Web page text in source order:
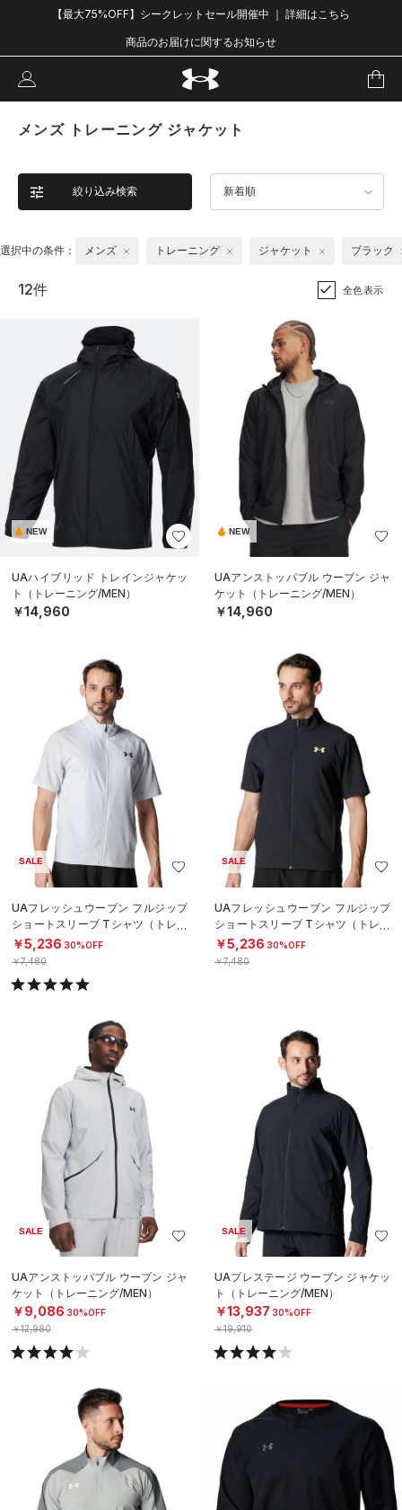
【最大75%OFF】シークレットセール開催中 ｜ 詳細はこちら
商品のお届けに関するお知らせ
メンズ トレーニング ジャケット
絞り込み検索 新着順
選択中の条件： メンズ トレーニング ジャケット ブラック
12件 全色表示
NEW
UAハイブリッド トレインジャケッ
ト（トレーニング/MEN）
￥14,960
NEW
UAアンストッパブル ウーブン ジャ
ケット（トレーニング/MEN）
￥14,960
SALE
UAフレッシュウーブン フルジップ
ショートスリーブ Tシャツ（トレー
ニング/MEN）
￥5,236 30%OFF
￥7,480
SALE
UAフレッシュウーブン フルジップ
ショートスリーブ Tシャツ（トレー
ニング/MEN）
￥5,236 30%OFF
￥7,480
SALE
UAアンストッパブル ウーブン ジャ
ケット（トレーニング/MEN）
￥9,086 30%OFF
￥12,980
SALE
UAプレステージ ウーブン ジャケッ
ト（トレーニング/MEN）
￥13,937 30%OFF
￥19,910